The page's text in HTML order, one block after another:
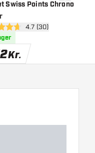
Swiss Points Chrono
åbn4.7 (30)
Kr.